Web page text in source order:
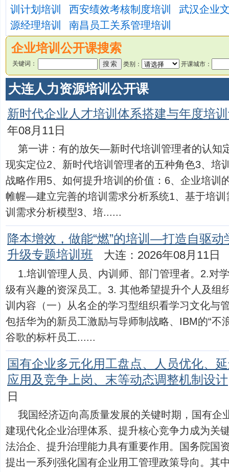
训计划培训 西安绩效考核制度培训
武汉企业
源经理培训
南昌员工关系管理培训
企业培训公开课搜索
关键词： 类别： 开课城市：
大连人力资源培训公开课
新时代企业人才培训体系搭建与年度培
年08月11日
第一讲：有的放矢—新时代培训管理者的认知
现实定位2、新时代培训管理者的五种角色3、培
战略作用5、如何提升培训的价值：6、企业培训
帷幄—建立完善的培训需求分析系统1、基于培
训需求分析模型3、培......
降本增效，做能“燃”的培训—打造自驱
升级专题培训班
大连：2026年08月11日
1.培训管理人员、内训师、部门管理者。2.对
级有兴趣的资深员工。3. 其他希望提升个人及组
训内容（一）从名企的学习型组织看学习文化与
包括华为的新员工激励与导师制战略、IBM的“不
谷歌的标杆员工......
国有企业多元化用工盘点、人员优化、
应用及竞争上岗、末等动态调整机制设计
日
我国经济迈向高质量发展的关键时期，国有企
建现代化企业治理体系、提升核心竞争力成为关
法治企、提升治理能力具有重要作用。国务院国
提出一系列强化国有企业用工管理政策导向。其